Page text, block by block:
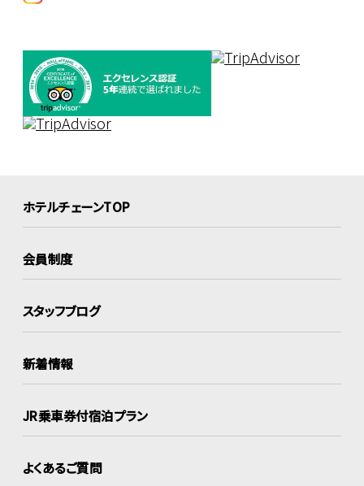
ホテルチェーンTOP
会員制度
スタッフブログ
新着情報
JR乗車券付宿泊プラン
よくあるご質問